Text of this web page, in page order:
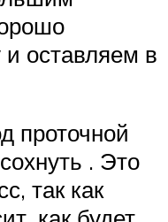
оставляем в
проточной
. Это
так как